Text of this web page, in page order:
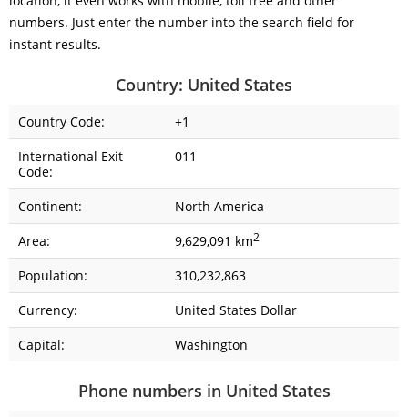
numbers. Just enter the number into the search field for
instant results.
Country: United States
Country Code:
+1
International Exit
Code:
011
Continent:
North America
Area:
9,629,091 km2
Population:
310,232,863
Currency:
United States Dollar
Capital:
Washington
Phone numbers in United States